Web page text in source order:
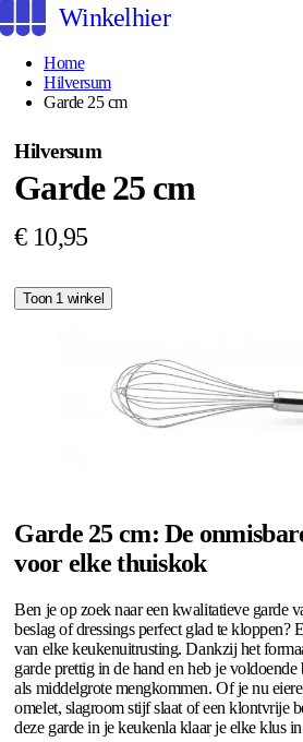
Winkelhier
Home
Hilversum
Garde 25 cm
Hilversum
Garde 25 cm
€ 10,95
Toon 1 winkel
Garde 25 cm: De
voor elke thuiskok
Ben je op zoek naar een kwalitatieve garde
beslag of dressings perfect glad te kloppen?
van elke keukenuitrusting. Dankzij het
garde prettig in de hand en heb je
als middelgrote mengkommen. Of je nu
omelet, slagroom stijf slaat of een klontvrije
deze garde in je keukenla klaar je elke klus